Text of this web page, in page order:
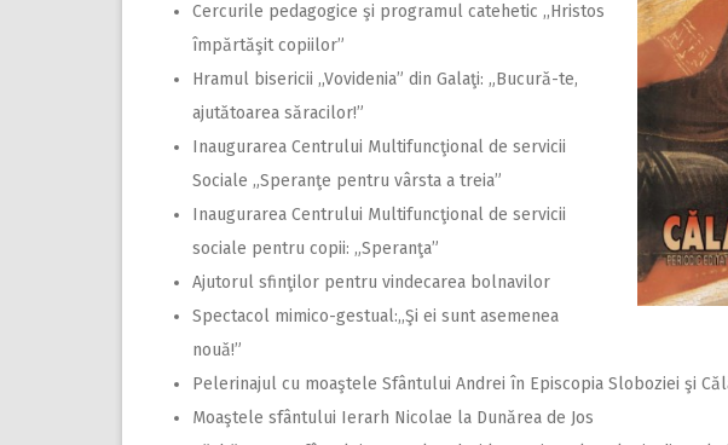
Cercurile pedagogice şi programul catehetic ,,Hristos
împărtăşit copiilor”
Hramul bisericii ,,Vovidenia” din Galaţi: „Bucură-te,
ajutătoarea săracilor!”
Inaugurarea Centrului Multifuncţional de servicii
Sociale „Speranţe pentru vârsta a treia”
Inaugurarea Centrului Multifuncţional de servicii
sociale pentru copii: „Speranţa”
Ajutorul sfinţilor pentru vindecarea bolnavilor
Spectacol mimico-gestual:,,Şi ei sunt asemenea
nouă!”
Pelerinajul cu moaştele Sfântului Andrei în Episcopia Sloboziei şi
Moaştele sfântului Ierarh Nicolae la Dunărea de Jos